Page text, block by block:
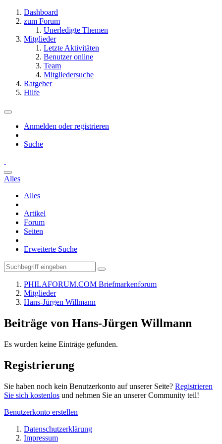
Dashboard
zum Forum
Unerledigte Themen
Mitglieder
Letzte Aktivitäten
Benutzer online
Team
Mitgliedersuche
Ratgeber
Hilfe
Anmelden oder registrieren
Suche
Alles
Alles
Artikel
Forum
Seiten
Erweiterte Suche
PHILAFORUM.COM Briefmarkenforum
Mitglieder
Hans-Jürgen Willmann
Beiträge von Hans-Jürgen Willmann
Es wurden keine Einträge gefunden.
Registrierung
Sie haben noch kein Benutzerkonto auf unserer Seite? Registrieren
Sie sich kostenlos und nehmen Sie an unserer Community teil!
Benutzerkonto erstellen
Datenschutzerklärung
Impressum